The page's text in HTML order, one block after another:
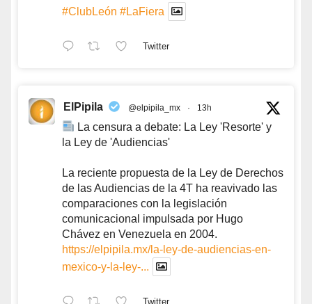
#ClubLeón #LaFiera
Twitter
ElPipila @elpipila_mx · 13h
La censura a debate: La Ley 'Resorte' y
la Ley de 'Audiencias'
La reciente propuesta de la Ley de Derechos
de las Audiencias de la 4T ha reavivado las
comparaciones con la legislación
comunicacional impulsada por Hugo
Chávez en Venezuela en 2004.
https://elpipila.mx/la-ley-de-audiencias-en-
mexico-y-la-ley-...
Twitter